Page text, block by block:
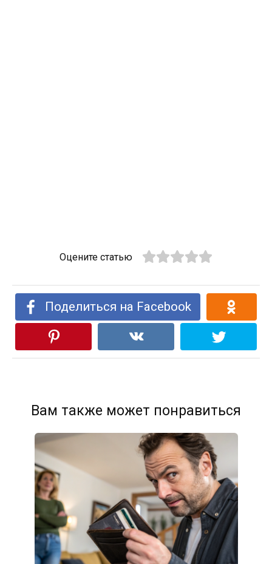
Оцените статью
Поделиться на Facebook
Вам также может понравиться